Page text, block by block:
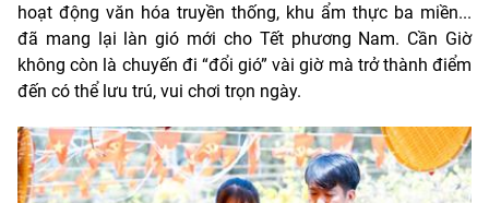
hoạt động văn hóa truyền thống, khu ẩm thực ba miền...
đã mang lại làn gió mới cho Tết phương Nam. Cần Giờ
không còn là chuyến đi “đổi gió” vài giờ mà trở thành điểm
đến có thể lưu trú, vui chơi trọn ngày.